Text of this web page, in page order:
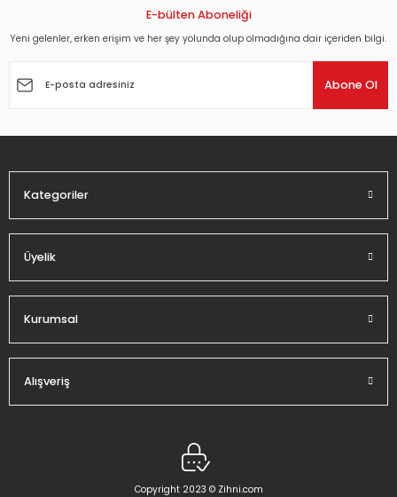
Görüş ve önerileriniz için teşekkür ederiz.
Ürün açıklamasında eksik bilgiler bulunuyor.
E-bülten Aboneliği
Yeni gelenler, erken erişim ve her şey yolunda olup olmadığına dair içeriden bilgi.
Abone Ol
Kategoriler
Üyelik
Kurumsal
Alışveriş
Copyright 2023 © Zihni.com